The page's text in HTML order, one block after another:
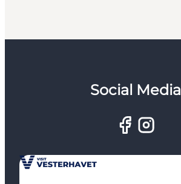
Social Media